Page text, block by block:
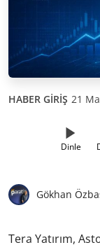
HABER GİRİŞ 21
Dinle
Gökhan
Tera Yatırım,